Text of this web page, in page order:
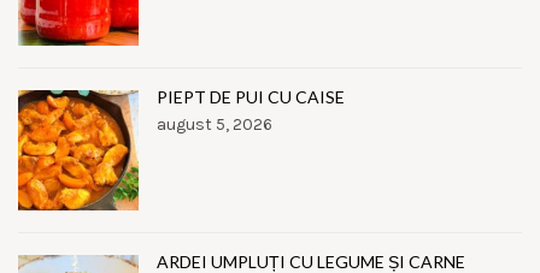
PIEPT DE PUI CU CAISE
august 5, 2026
ARDEI UMPLUȚI CU LEGUME ȘI CARNE